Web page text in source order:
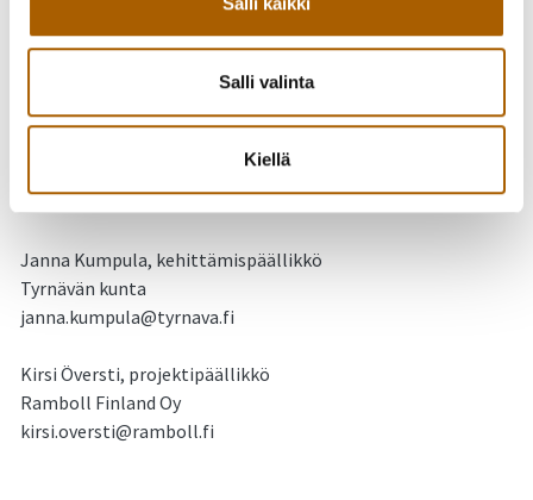
Salli valinta
Kiellä
kutsutaan laaja joukko kunnan sidosryhmiä. Työpajasta
tiedotetaan lähempänä ajankohtaa tarkemmin.
Kehittämissuunnitelma ja siihen kuuluva asukaskysely
Lisätietoja:
Janna Kumpula, kehittämispäällikkö
Tyrnävän kunta
janna.kumpula@tyrnava.fi
Kirsi Översti, projektipäällikkö
Ramboll Finland Oy
kirsi.oversti@ramboll.fi